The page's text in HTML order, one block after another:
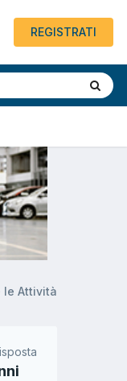
REGISTRATI
le Attività